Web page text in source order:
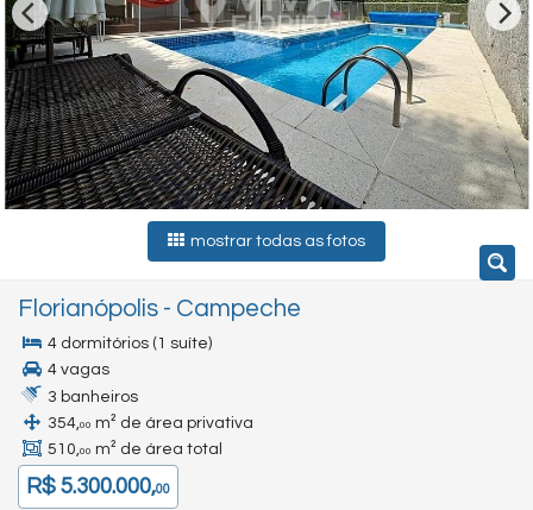
mostrar todas as fotos
Florianópolis - Campeche
4 dormitórios (1 suíte)
4 vagas
3 banheiros
354,00 m² de área privativa
510,00 m² de área total
R$ 5.300.000,00